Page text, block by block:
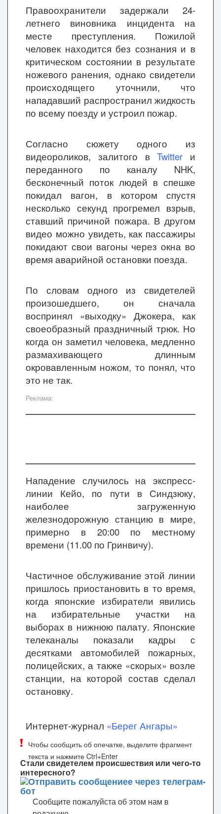
Правоохранители задержали 24-
летнего виновника инцидента на
месте преступления. Пожилой
человек находится без сознания и в
критическом состоянии в результате
ножевого ранения, однако свидетели
происходящего уточнили, что
нападавший распространил жидкость
по всему поезду и устроил пожар.
Согласно сюжету одного из
видеороликов, залитого вTwitter и
переданного по каналу NHK,
бесконечный поток людей в спешке
покидал вагон, в котором спустя
несколько секунд прогремел взрыв,
ставший причиной пожара. В другом
видео можно увидеть, как пассажиры
покидают свои вагоны через окна во
время аварийной остановки поезда.
По словам одного из свидетелей
произошедшего, он сначала
воспринял «выходку» Джокера, как
своеобразный праздничный трюк. Но
когда он заметил человека, медленно
размахивающего длинным
окровавленным ножом, то понял, что
это не так.
Реклама:
Нападение случилось на экспресс-
линии Кейо, по пути в Синдзюку,
наиболее загруженную
железнодорожную станцию в мире,
примерно в 20:00 по местному
времени (11.00 по Гринвичу).
Частичное обслуживание этой линии
пришлось приостановить в то время,
когда японские избиратели явились
на избирательные участки на
выборах в нижнюю палату. Японские
телеканалы показали кадры с
десятками автомобилей пожарных,
полицейских, а также «скорых» возле
станции, на которой состав сделал
остановку.
Интернет-журнал «Берег Ангары»
Стали свидетелем происшествия или чего-то
интересного?
Сообщите пожалуйста об этом нам в
Чтобы сообщить об опечатке, выделите фрагмент
текста и нажмите Ctrl+Enter